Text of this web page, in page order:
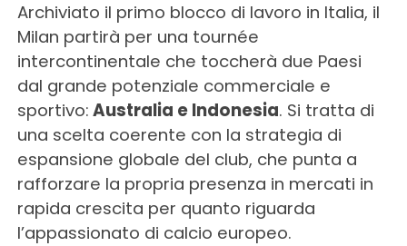
Archiviato il primo blocco di lavoro in Italia, il
Milan partirà per una tournée
intercontinentale che toccherà due Paesi
dal grande potenziale commerciale e
sportivo: Australia e Indonesia. Si tratta di
una scelta coerente con la strategia di
espansione globale del club, che punta a
rafforzare la propria presenza in mercati in
rapida crescita per quanto riguarda
l’appassionato di calcio europeo.